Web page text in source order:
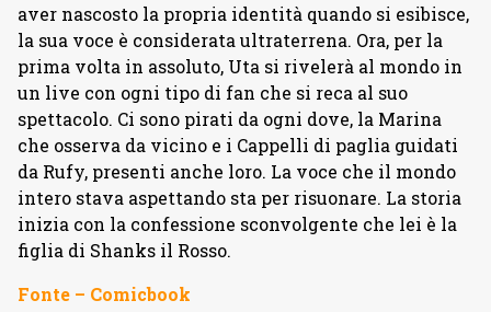
aver nascosto la propria identità quando si esibisce,
la sua voce è considerata ultraterrena. Ora, per la
prima volta in assoluto, Uta si rivelerà al mondo in
un live con ogni tipo di fan che si reca al suo
spettacolo. Ci sono pirati da ogni dove, la Marina
che osserva da vicino e i Cappelli di paglia guidati
da Rufy, presenti anche loro. La voce che il mondo
intero stava aspettando sta per risuonare. La storia
inizia con la confessione sconvolgente che lei è la
figlia di Shanks il Rosso.
Fonte – Comicbook